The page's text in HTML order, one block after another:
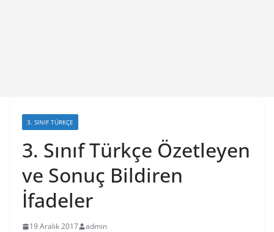
3. SINIF TÜRKÇE
3. Sınıf Türkçe Özetleyen
ve Sonuç Bildiren
İfadeler
19 Aralık 2017 admin